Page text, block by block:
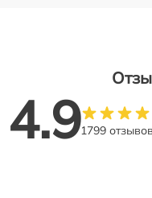
4.91799 отзывов